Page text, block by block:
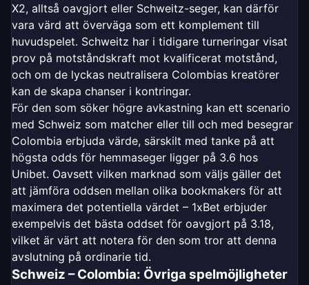
X2, alltså oavgjort eller Schweitz-seger, kan därför
vara värd att överväga som ett komplement till
huvudspelet. Schweitz har i tidigare turneringar visat
prov på motståndskraft mot kvalificerat motstånd,
och om de lyckas neutralisera Colombias kreatörer
kan de skapa chanser i kontringar.
För den som söker högre avkastning kan ett scenario
med Schweiz som matcher eller till och med besegrar
Colombia erbjuda värde, särskilt med tanke på att
högsta odds för hemmaseger ligger på 3.6 hos
Unibet. Oavsett vilken marknad som väljs gäller det
att jämföra oddsen mellan olika bookmakers för att
maximera det potentiella värdet – 1xBet erbjuder
exempelvis det bästa oddset för oavgjort på 3.18,
vilket är värt att notera för den som tror att denna
avslutning på ordinarie tid.
Schweiz – Colombia: Övriga spelmöjligheter